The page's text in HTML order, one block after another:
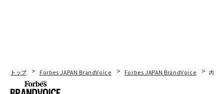
トップ Forbes JAPAN BrandVoice Forbes JAPAN BrandVoice 内製